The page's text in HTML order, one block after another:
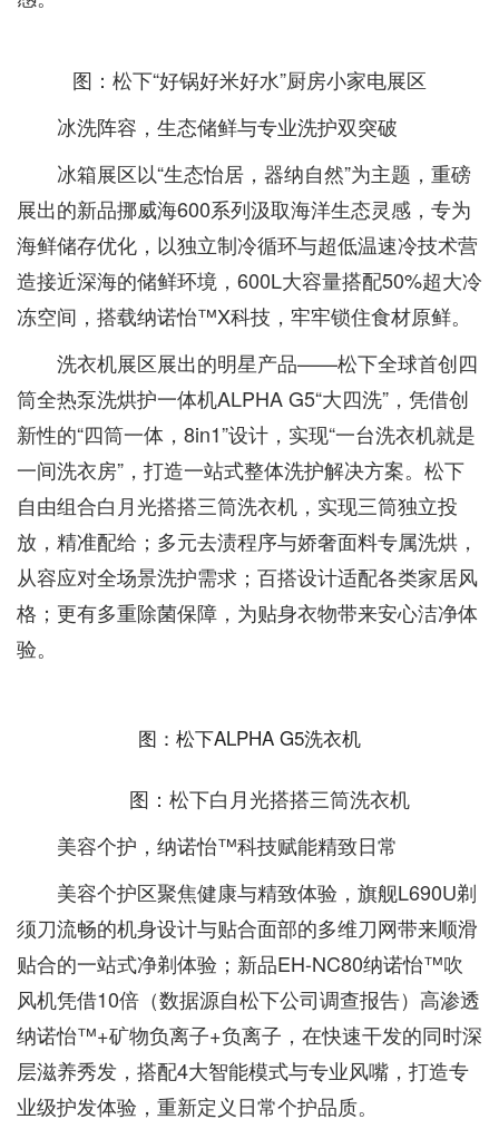
图：松下“好锅好米好水”厨房小家电展区
冰洗阵容，生态储鲜与专业洗护双突破
冰箱展区以“生态怡居，器纳自然”为主题，重磅
展出的新品挪威海600系列汲取海洋生态灵感，专为
海鲜储存优化，以独立制冷循环与超低温速冷技术营
造接近深海的储鲜环境，600L大容量搭配50%超大冷
冻空间，搭载纳诺怡™X科技，牢牢锁住食材原鲜。
洗衣机展区展出的明星产品——松下全球首创四
筒全热泵洗烘护一体机ALPHA G5“大四洗”，凭借创
新性的“四筒一体，8in1”设计，实现“一台洗衣机就是
一间洗衣房”，打造一站式整体洗护解决方案。松下
自由组合白月光搭搭三筒洗衣机，实现三筒独立投
放，精准配给；多元去渍程序与娇奢面料专属洗烘，
从容应对全场景洗护需求；百搭设计适配各类家居风
格；更有多重除菌保障，为贴身衣物带来安心洁净体
验。
图：松下ALPHA G5洗衣机
图：松下白月光搭搭三筒洗衣机
美容个护，纳诺怡™科技赋能精致日常
美容个护区聚焦健康与精致体验，旗舰L690U剃
须刀流畅的机身设计与贴合面部的多维刀网带来顺滑
贴合的一站式净剃体验；新品EH-NC80纳诺怡™吹
风机凭借10倍（数据源自松下公司调查报告）高渗透
纳诺怡™+矿物负离子+负离子，在快速干发的同时深
层滋养秀发，搭配4大智能模式与专业风嘴，打造专
业级护发体验，重新定义日常个护品质。